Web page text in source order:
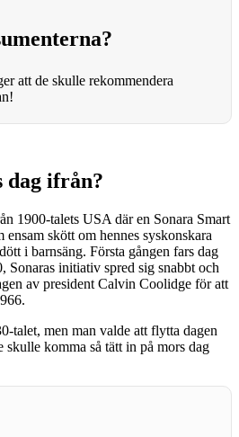
att de skulle rekommendera
dag ifrån?
1900-talets USA där en Sonara Smart
skött om hennes syskonskara
i barnsäng. Första gången fars dag
Sonaras initiativ spred sig snabbt och
av president Calvin Coolidge för att
talet, men man valde att flytta dagen
komma så tätt in på mors dag